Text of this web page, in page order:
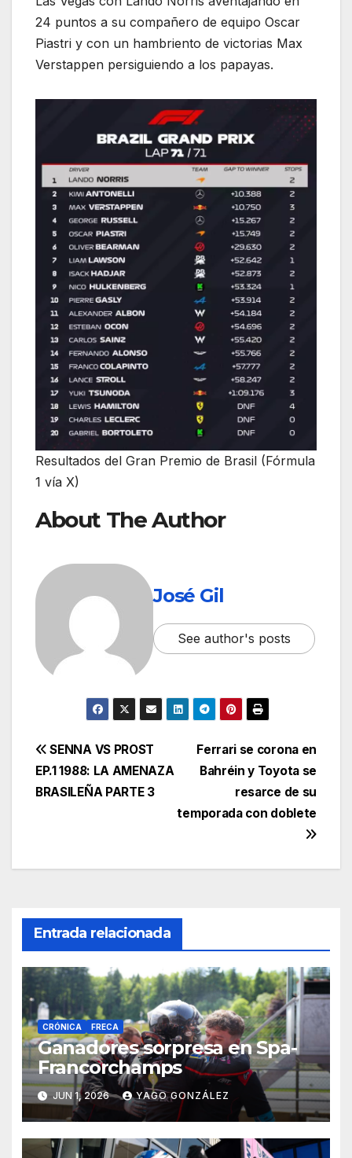
24 puntos a su compañero de equipo Oscar
Piastri y con un hambriento de victorias Max
Verstappen persiguiendo a los papayas.
Resultados del Gran Premio de Brasil (Fórmula
1 vía X)
About The Author
José Gil
See author's posts
Ferrari se corona en
Bahréin y Toyota se
resarce de su
temporada con doblete
SENNA VS PROST
EP.1 1988: LA AMENAZA
BRASILEÑA PARTE 3
Entrada relacionada
CRÓNICA FRECA
Ganadores sorpresa en Spa-
Francorchamps
JUN 1, 2026 YAGO GONZÁLEZ